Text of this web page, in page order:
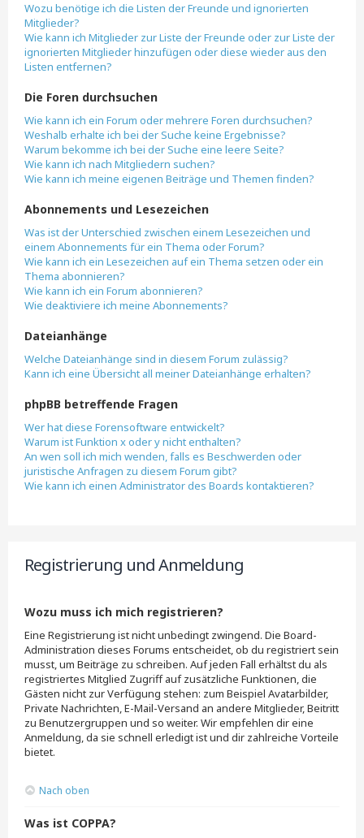
Wozu benötige ich die Listen der Freunde und ignorierten
Mitglieder?
Wie kann ich Mitglieder zur Liste der Freunde oder zur Liste der
ignorierten Mitglieder hinzufügen oder diese wieder aus den
Listen entfernen?
Die Foren durchsuchen
Wie kann ich ein Forum oder mehrere Foren durchsuchen?
Weshalb erhalte ich bei der Suche keine Ergebnisse?
Warum bekomme ich bei der Suche eine leere Seite?
Wie kann ich nach Mitgliedern suchen?
Wie kann ich meine eigenen Beiträge und Themen finden?
Abonnements und Lesezeichen
Was ist der Unterschied zwischen einem Lesezeichen und
einem Abonnements für ein Thema oder Forum?
Wie kann ich ein Lesezeichen auf ein Thema setzen oder ein
Thema abonnieren?
Wie kann ich ein Forum abonnieren?
Wie deaktiviere ich meine Abonnements?
Dateianhänge
Welche Dateianhänge sind in diesem Forum zulässig?
Kann ich eine Übersicht all meiner Dateianhänge erhalten?
phpBB betreffende Fragen
Wer hat diese Forensoftware entwickelt?
Warum ist Funktion x oder y nicht enthalten?
An wen soll ich mich wenden, falls es Beschwerden oder
juristische Anfragen zu diesem Forum gibt?
Wie kann ich einen Administrator des Boards kontaktieren?
Registrierung und Anmeldung
Wozu muss ich mich registrieren?
Eine Registrierung ist nicht unbedingt zwingend. Die Board-
Administration dieses Forums entscheidet, ob du registriert sein
musst, um Beiträge zu schreiben. Auf jeden Fall erhältst du als
registriertes Mitglied Zugriff auf zusätzliche Funktionen, die
Gästen nicht zur Verfügung stehen: zum Beispiel Avatarbilder,
Private Nachrichten, E-Mail-Versand an andere Mitglieder, Beitritt
zu Benutzergruppen und so weiter. Wir empfehlen dir eine
Anmeldung, da sie schnell erledigt ist und dir zahlreiche Vorteile
bietet.
Nach oben
Was ist COPPA?